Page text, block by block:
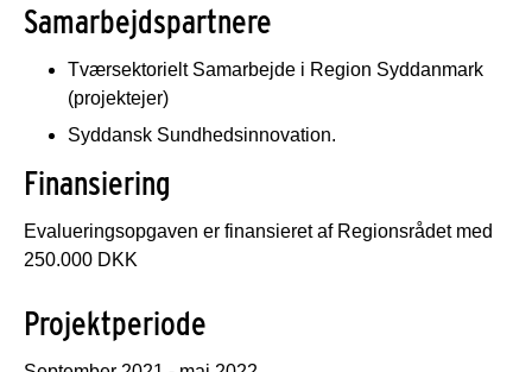
Samarbejdspartnere
Tværsektorielt Samarbejde i Region Syddanmark
(projektejer)
Syddansk Sundhedsinnovation.
Finansiering
Evalueringsopgaven er finansieret af Regionsrådet med
250.000 DKK
Projektperiode